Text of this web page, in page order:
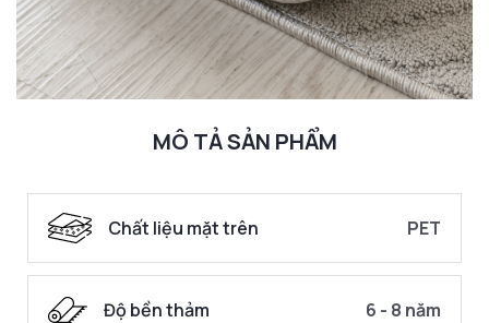
MÔ TẢ SẢN PHẨM
Chất liệu mặt trên PET
Độ bền thảm 6 - 8 năm